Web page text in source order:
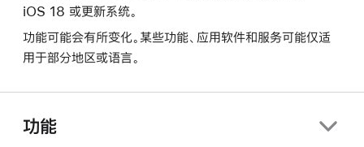
iOS 18 或更新系统。
功能可能会有所变化。某些功能、应用软件和服务可能仅适
用于部分地区或语言。
功能